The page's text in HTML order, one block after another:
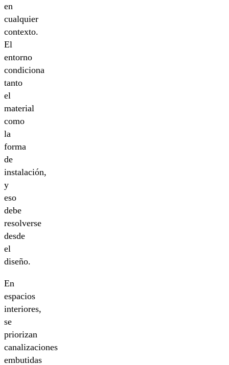
en
cualquier
contexto.
El
entorno
condiciona
tanto
el
material
como
la
forma
de
instalación,
y
eso
debe
resolverse
desde
el
diseño.
En
espacios
interiores,
se
priorizan
canalizaciones
embutidas